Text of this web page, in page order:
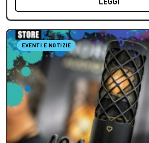
LEGGI
EVENTI E NOTIZIE